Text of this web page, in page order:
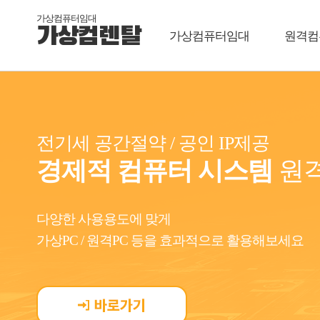
가상컴퓨터임대
가상컴렌탈 가상컴퓨터임대 원격
전기세 공간절약 / 공인 IP제공
경제적 컴퓨터 시스템 원
다양한 사용용도에 맞게
가상PC / 원격PC 등을 효과적으로 활용해보세요